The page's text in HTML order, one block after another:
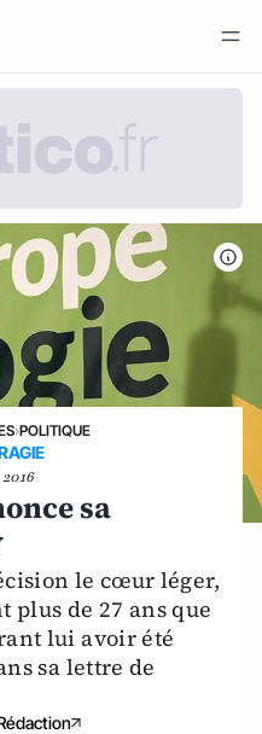
›POLITIQUE
sa
le cœur léger,
de 27 ans que
lui avoir été
sa lettre de